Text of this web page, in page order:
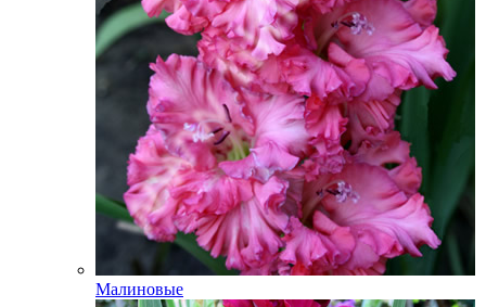
Малиновые